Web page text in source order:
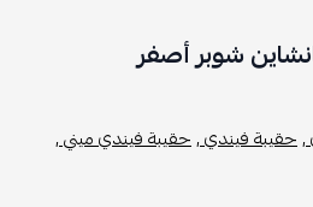
شوبر أصفر
,حقيبة فيندي ,حقيبة فيندي ميني ,